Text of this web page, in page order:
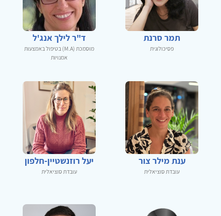
תמר סרנת
פסיכולוגית
ד"ר לילך אנג'ל
מוסמכת (M.A) בטיפול באמצעות
אמנויות
ענת מילר צור
עובדת סוציאלית
יעל רוזנשטיין-חלפון
עובדת סוציאלית